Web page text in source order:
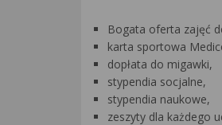
Bogata oferta zajęć
karta sportowa
dopłata do migawki,
stypendia socjalne,
stypendia naukowe,
zeszyty dla każdego